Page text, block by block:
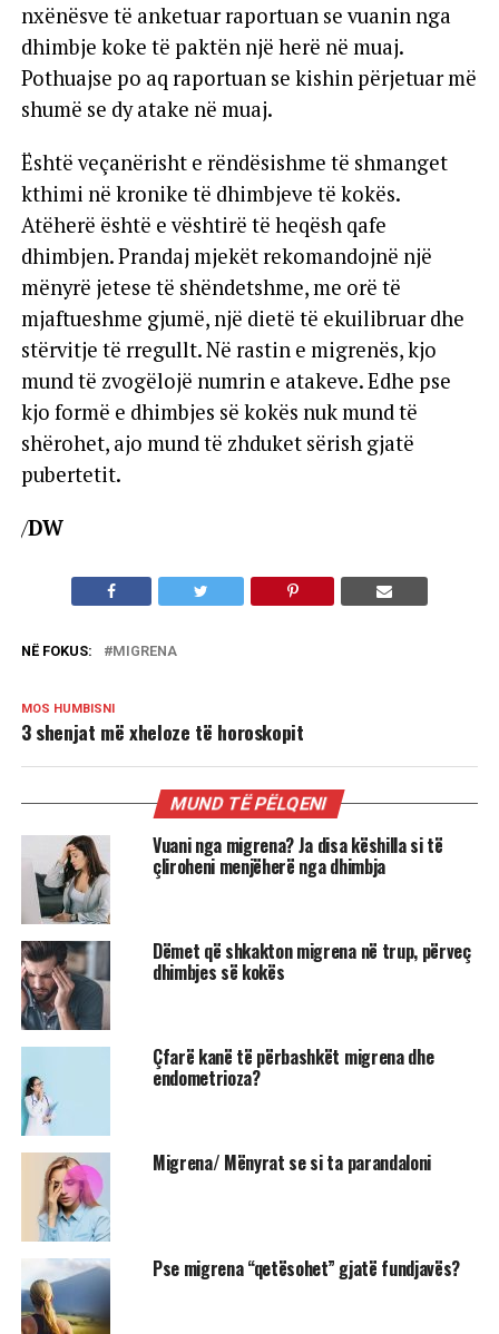
nxënësve të anketuar raportuan se vuanin nga
dhimbje koke të paktën një herë në muaj.
Pothuajse po aq raportuan se kishin përjetuar më
shumë se dy atake në muaj.
Është veçanërisht e rëndësishme të shmanget
kthimi në kronike të dhimbjeve të kokës.
Atëherë është e vështirë të heqësh qafe
dhimbjen. Prandaj mjekët rekomandojnë një
mënyrë jetese të shëndetshme, me orë të
mjaftueshme gjumë, një dietë të ekuilibruar dhe
stërvitje të rregullt. Në rastin e migrenës, kjo
mund të zvogëlojë numrin e atakeve. Edhe pse
kjo formë e dhimbjes së kokës nuk mund të
shërohet, ajo mund të zhduket sërish gjatë
pubertetit.
/DW
NË FOKUS: MIGRENA
MOS HUMBISNI
3 shenjat më xheloze të horoskopit
MUND TË PËLQENI
Vuani nga migrena? Ja disa këshilla si të
çliroheni menjëherë nga dhimbja
Dëmet që shkakton migrena në trup, përveç
dhimbjes së kokës
Çfarë kanë të përbashkët migrena dhe
endometrioza?
Migrena/ Mënyrat se si ta parandaloni
Pse migrena “qetësohet” gjatë fundjavës?